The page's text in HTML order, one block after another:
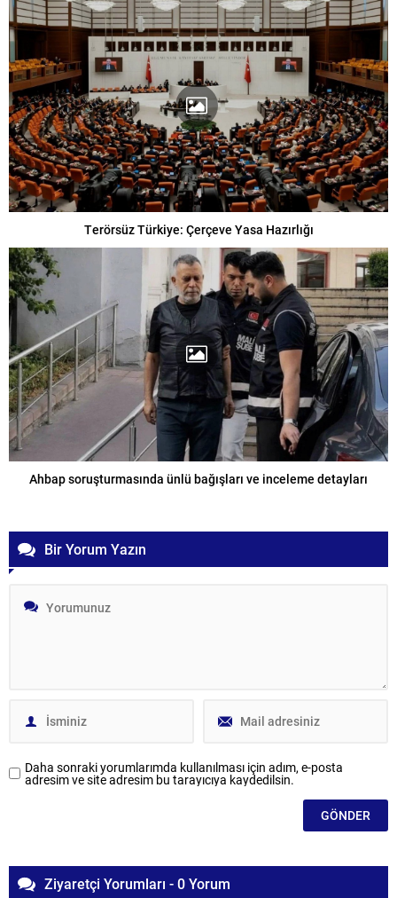
Terörsüz Türkiye: Çerçeve Yasa Hazırlığı
Ahbap soruşturmasında ünlü bağışları ve inceleme detayları
Bir Yorum Yazın
Daha sonraki yorumlarımda kullanılması için adım, e-posta
adresim ve site adresim bu tarayıcıya kaydedilsin.
Ziyaretçi Yorumları - 0 Yorum